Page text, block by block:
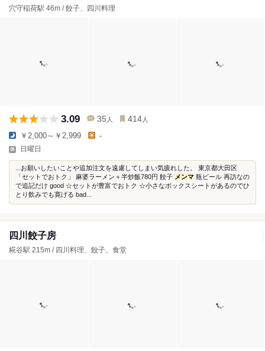
穴守稲荷駅 46m / 餃子、四川料理
3.09 35 人 414 人
￥2,000～￥2,999 -
日曜日
...お願いしたいことや追加注文を遠慮してしまい気疲れした。 東京都大田区
「セットでおトク」 麻婆ラーメン＋半炒飯780円 餃子 メンマ 瓶ビール 再訪なの
で追記だけ good ☆セットが豊富でおトク ☆小さなボックスシートがあるのでひ
とり飲みでも寛げる bad...
四川餃子房
糀谷駅 215m / 四川料理、餃子、食堂